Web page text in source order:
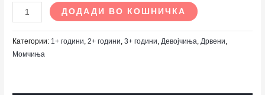
ДОДАДИ ВО КОШНИЧКА
Категории: 1+ години,2+ години,3+ години,Девојчиња,Дрвени,
Момчиња